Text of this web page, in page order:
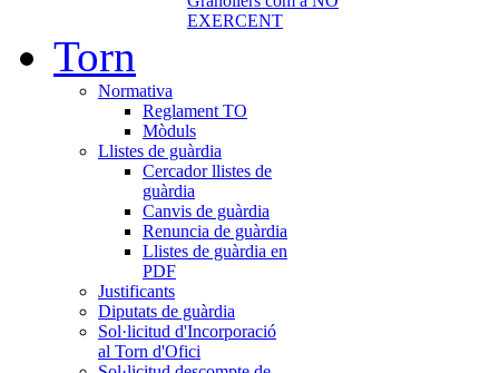
EXERCENT
Torn
Normativa
Reglament TO
Mòduls
Llistes de guàrdia
Cercador llistes de
guàrdia
Canvis de guàrdia
Renuncia de guàrdia
Llistes de guàrdia en
PDF
Justificants
Diputats de guàrdia
Sol·licitud d'Incorporació
al Torn d'Ofici